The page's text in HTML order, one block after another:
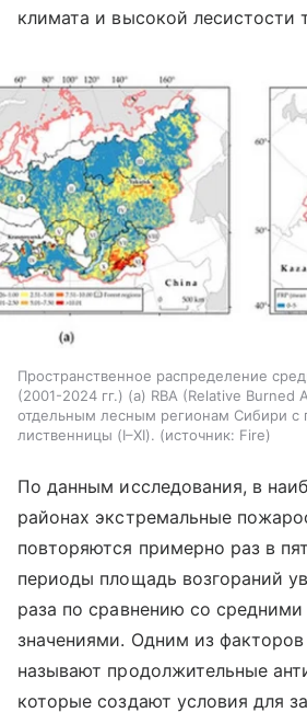
климата и высокой лесистости
Пространственное распределение
(2001-2024 гг.) (а) RBA (Relative Burned
отдельным лесным регионам Сибири с
лиственницы (I–XI).
источник: Fire
По данным исследования, в
районах экстремальные
повторяются примерно раз в
периоды площадь возгораний
раза по сравнению со
значениями. Одним из
называют продолжительные
которые создают условия для